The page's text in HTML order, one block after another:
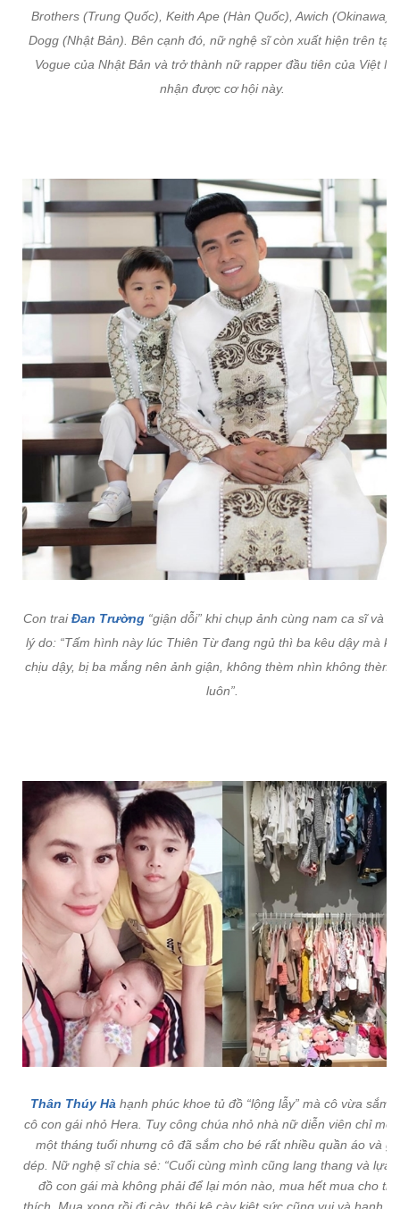
Brothers (Trung Quốc), Keith Ape (Hàn Quốc), Awich (Okinawa),
Dogg (Nhật Bản). Bên cạnh đó, nữ nghệ sĩ còn xuất hiện trên tạp
Vogue của Nhật Bản và trở thành nữ rapper đầu tiên của Việt
nhận được cơ hội này.
Con traiĐan Trường “giận dỗi” khi chụp ảnh cùng nam ca sĩ và
lý do: “Tấm hình này lúc Thiên Từ đang ngủ thì ba kêu dậy mà
chịu dậy, bị ba mắng nên ảnh giận, không thèm nhìn không thèm
luôn”.
Thân Thúy Hà hạnh phúc khoe tủ đồ “lộng lẫy” mà cô vừa sắm
cô con gái nhỏ Hera. Tuy công chúa nhỏ nhà nữ diễn viên chỉ mới
một tháng tuổi nhưng cô đã sắm cho bé rất nhiều quần áo và
dép. Nữ nghệ sĩ chia sẻ: “Cuối cùng mình cũng lang thang và lựa
đồ con gái mà không phải để lại món nào, mua hết mua cho